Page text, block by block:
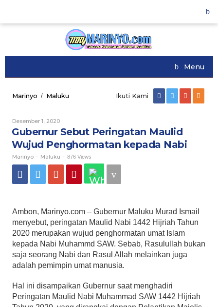
content
Menu
Marinyo / Maluku
Wujud
Penghormatan
kepada
Nabi
Ikuti Kami
Desember 1, 2020
Marinyo
Gubernur Sebut Peringatan Maulid
Wujud Penghormatan kepada Nabi
Marinyo - Maluku - 876 Views
Ambon, Marinyo.com – Gubernur Maluku Murad Ismail
menyebut, peringatan Maulid Nabi 1442 Hijriah Tahun
2020 merupakan wujud penghormatan umat Islam
kepada Nabi Muhammd SAW. Sebab, Rasulullah bukan
saja seorang Nabi dan Rasul Allah melainkan juga
adalah pemimpin umat manusia.
Hal ini disampaikan Gubernur saat menghadiri
Peringatan Maulid Nabi Muhammad SAW 1442 Hijriah